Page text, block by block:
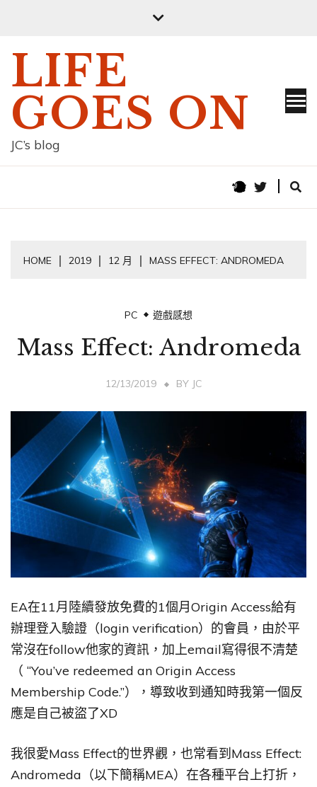
LIFE
GOES ON
JC’s blog
HOME 2019 12 月 MASS EFFECT: ANDROMEDA
PC 遊戲感想
Mass Effect: Andromeda
12/13/2019 BY JC
EA在11月陸續發放免費的1個月Origin Access給有
辦理登入驗證（login verification）的會員，由於平
常沒在follow他家的資訊，加上email寫得很不清楚
（ “You’ve redeemed an Origin Access
Membership Code.”），導致收到通知時我第一個反
應是自己被盜了XD
我很愛Mass Effect的世界觀，也常看到Mass Effect:
Andromeda（以下簡稱MEA）在各種平台上打折，